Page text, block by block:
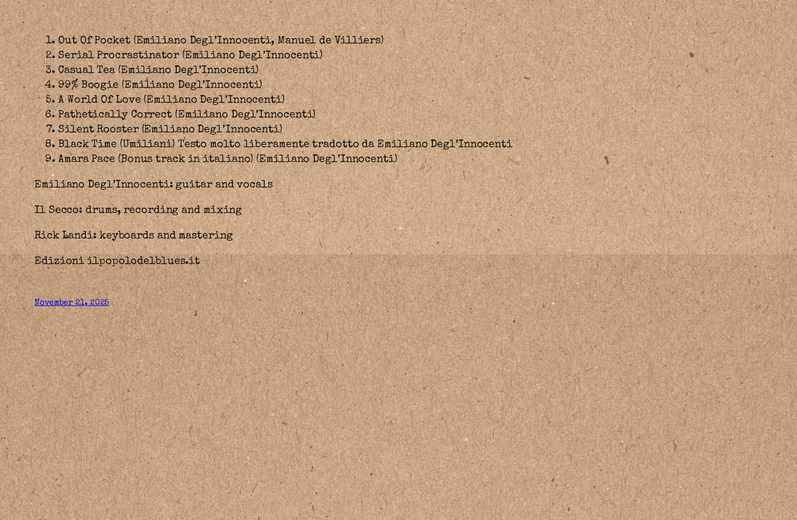
Out Of Pocket (Emiliano Degl’Innocenti, Manuel de Villiers)
Serial Procrastinator (Emiliano Degl’Innocenti)
Casual Tea (Emiliano Degl’Innocenti)
99% Boogie (Emiliano Degl’Innocenti)
A World Of Love (Emiliano Degl’Innocenti)
Pathetically Correct (Emiliano Degl’Innocenti)
Silent Rooster (Emiliano Degl’Innocenti)
Black Time (Umiliani) Testo molto liberamente tradotto da Emiliano Degl’Innocenti
Amara Pace (Bonus track in italiano) (Emiliano Degl’Innocenti)
Emiliano Degl’Innocenti: guitar and vocals
Il Secco: drums, recording and mixing
Rick Landi: keyboards and mastering
Edizioni ilpopolodelblues.it
November 21, 2025